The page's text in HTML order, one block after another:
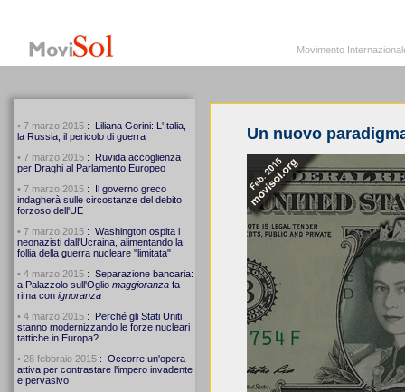
Movimento
Un nuovo